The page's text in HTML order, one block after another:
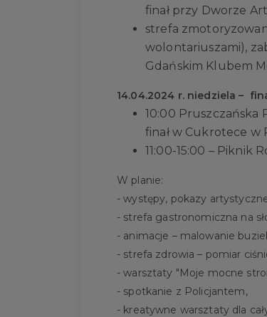
finał przy Dworze
strefa
wolontariuszami),
Gdańskim Klubem
14.04.2024 r. niedziela –
10:00 Pruszczańska
finał w Cukrotece w
11:00-15:00 – Piknik
W planie:
- występy, pokazy
- strefa gastronomiczna na
- animacje – malowanie
- strefa zdrowia – pomiar
- warsztaty "Moje mocne
- spotkanie z Policjantem,
- kreatywne warsztaty dla